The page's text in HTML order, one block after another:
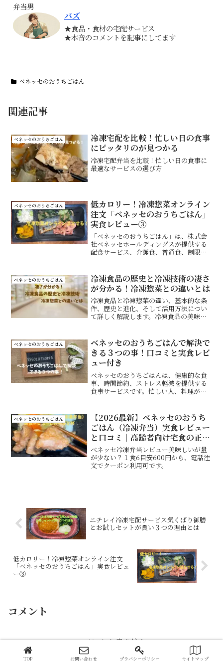
弁当男
バズ
★食品・食材の宅配サービス
★本音のコメントを記事にしてます
ベネッセのおうちごはん
関連記事
ベネッセのおうちごはん
冷凍宅配を比較！忙しい日の食事
にピッタリのが見つかる
冷凍宅配弁当を比較！忙しい日の食事に
最適なサービスの選び方
ベネッセのおうちごはん
低カロリー！冷凍惣菜オンライン
注文「ベネッセのおうちごはん」
実食レビュー③
「ベネッセのおうちごはん」は、株式会
社ベネッセホールディングスが提供する
配食サービス、介護食、普通食、制限食
良く、美味しい食事を提供しますが、電
子レンジ調理時の温度ムラが課題です
ね〜
ベネッセのおうちごはん
冷凍食品の歴史と冷凍技術の凄さ
が分かる！冷凍惣菜との違いとは
冷凍食品と冷凍惣菜の違い、基本的な条
件、歴史と進化、そして活用方法につい
て詳しく解説します。冷凍食品の美味し
ービスについても紹介しています。食生
活のヒントになるかもしれませんね。
ベネッセのおうちごはん
ベネッセのおうちごはんで解決で
きる３つの事！口コミと実食レビ
ュー付き
ベネッセのおうちごはんは、健康的な食
事、時間節約、ストレス軽減を提供する
食事サービスです。忙しい人、料理が苦
材へのアレルギーなど、利用には一定の
デメリットも存在します。詳細は記事を
ご覧ください。
ベネッセのおうちごはん
【2026最新】ベネッセのおうち
ごはん（冷凍弁当）実食レビュー
と口コミ｜高齢者向け宅食の正直
な評価
ベネッセ冷凍弁当レビュー美味しいが量
が少ない？１食6目安600円から、電話注
文でクーポン利用可です。
ニチレイ冷凍宅配サービス気くばり御膳
とお試しセットが良い３つの理由とは
低カロリー！冷凍惣菜オンライン注文
「ベネッセのおうちごはん」実食レビュ
ー③
コメント
コメントを書き込む
TOP お問い合わせ プラバシーポリシー サイトマップ